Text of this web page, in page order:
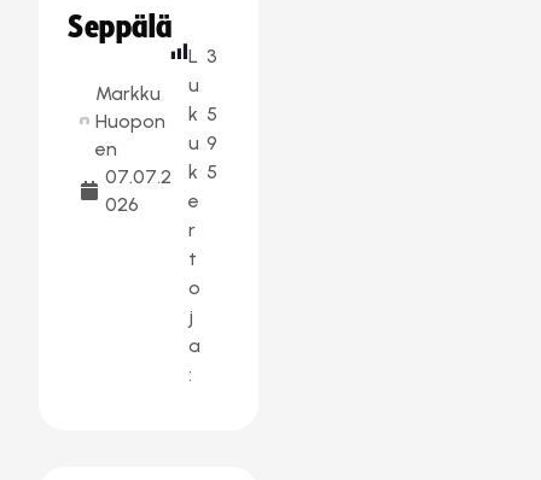
Seppälä
Markku
Huopon
en
07.07.2
026
L
u
k
u
k
e
r
t
o
j
a
:
3
5
9
5